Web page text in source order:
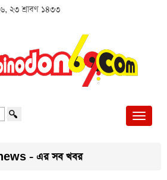
২৩ শ্রাবণ ১৪৩৩
- এর সব খবর